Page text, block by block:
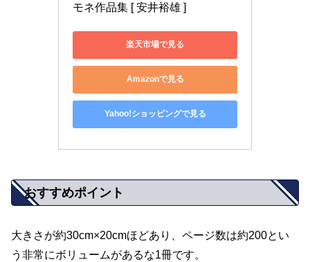
モネ作品集 [ 安井裕雄 ]
楽天市場で見る
Amazonで見る
Yahoo!ショッピングで見る
おすすめポイント
大きさが約30cm×20cmほどあり、ページ数は約200とい
う非常にボリュームがあるな1冊です。